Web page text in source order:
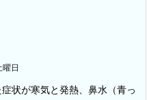
日
状が寒気と発熱、鼻水（青っ